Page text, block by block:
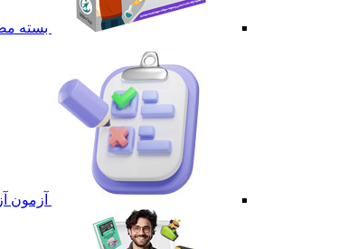
بسته
آزمون